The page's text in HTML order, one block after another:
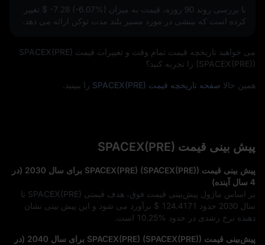
با بررسی روند 90 روزه، قیمت به میزان
$ -7.28 (-6.07%) تغییر
کرده است که بینشی در مورد مسیر بلند مدت توکن ارائه می‌ دهد.
می‌ خواهید تاریخچه قیمت تمام‌ وقت و تغییرات قیمت SPACEX(PRE)
(SPACEX(PRE)) را تجربه کنید؟
همین حالا صفحه تاریخچه قیمت SPACEX(PRE) را ببینید.
پیش‌ بینی قیمت SPACEX(PRE)
پیش‌ بینی قیمت SPACEX(PRE) (SPACEX(PRE)) برای سال 2030 (در
4 سال آینده)
بر اساس ماژول پیش‌بینی قیمت فوق، هدف قیمتی SPACEX(PRE) تا
سال 2030 حدود
$ 124.4171 برآورد می‌ شود و این پیش‌ بینی نشان‌
دهنده نرخ رشدی در حدود 10.25% است.
پیش‌بینی قیمت SPACEX(PRE) (SPACEX(PRE)) برای سال 2040 (در